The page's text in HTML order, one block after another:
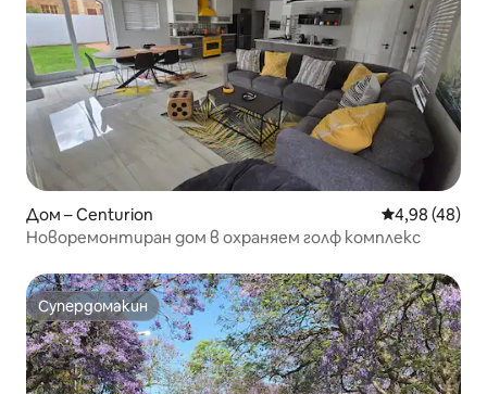
Дом – Centurion Средна
4,98 (48)
Новоремонтиран дом в охраняем голф комплекс
Супердомакин
Супердомакин